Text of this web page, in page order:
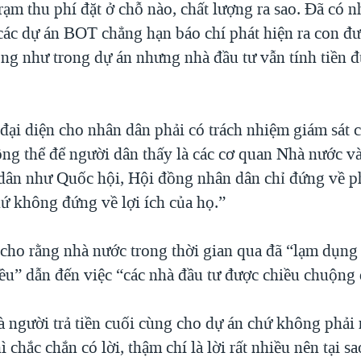
thu phí đặt ở chỗ nào, chất lượng ra sao. Đã có
dự án BOT chẳng hạn báo chí phát hiện ra con
như trong dự án nhưng nhà đầu tư vẫn tính tiền
diện cho nhân dân phải có trách nhiệm giám sát
thể để người dân thấy là các cơ quan Nhà nước
như Quốc hội, Hội đồng nhân dân chỉ đứng về
không đứng về lợi ích của họ.”
rằng nhà nước trong thời gian qua đã “lạm dụng
dẫn đến việc “các nhà đầu tư được chiều chuộng
người trả tiền cuối cùng cho dự án chứ không phải
chắc chắn có lời, thậm chí là lời rất nhiều nên tại